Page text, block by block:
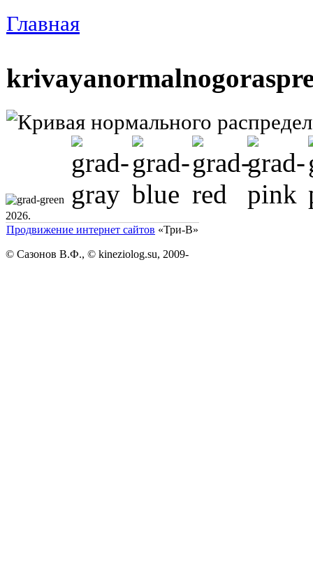
Вы здесь
Главная
2026.
Продвижение интернет сайтов «Три-В»
© Сазонов В.Ф., © kineziolog.su, 2009-